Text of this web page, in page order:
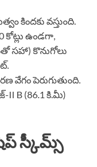
కిందకు వస్తుంది.
కోట్లు ఉండగా,
సహా) కొనుగోలు
వేగం పెరుగుతుంది.
II B (86.1 కి.మీ)
స్కీమ్స్